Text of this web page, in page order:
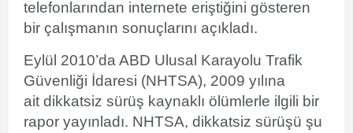
telefonlarından internete eriştiğini gösteren
bir çalışmanın sonuçlarını açıkladı.
Eylül 2010’da ABD Ulusal Karayolu Trafik
Güvenliği İdaresi (NHTSA), 2009 yılına
ait dikkatsiz sürüş kaynaklı ölümlerle ilgili bir
rapor yayınladı. NHTSA, dikkatsiz sürüşü şu